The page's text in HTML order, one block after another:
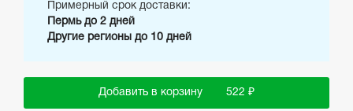
Примерный срок доставки:
Пермь до 2 дней
Другие регионы до 10 дней
Добавить в корзину 522 ₽